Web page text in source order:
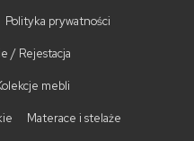
Polityka prywatności
/ Rejestacja
mebli
Materace i stelaże